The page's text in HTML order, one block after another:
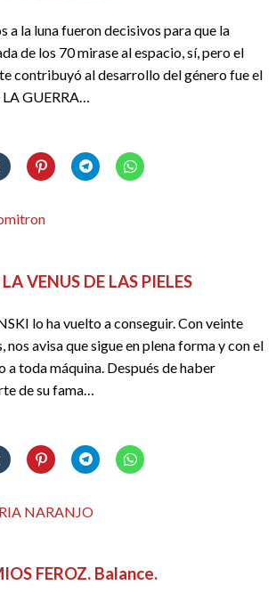
a la luna fueron decisivos para que la
de los 70 mirase al espacio, sí, pero el
contribuyó al desarrollo del género fue el
GUERRA…
VENUS DE LAS PIELES
lo ha vuelto a conseguir. Con veinte
nos avisa que sigue en plena forma y con el
toda máquina. Después de haber
de su fama…
NARANJO
FEROZ. Balance.